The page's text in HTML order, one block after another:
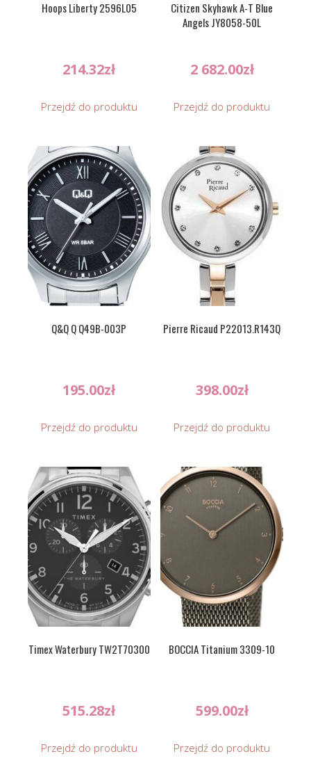
Hoops Liberty 2596L05
214.32zł
Przejdź do produktu
Citizen Skyhawk A-T Blue
Angels JY8058-50L
2 682.00zł
Przejdź do produktu
Q&Q Q Q49B-003P
195.00zł
Przejdź do produktu
Pierre Ricaud P22013.R143Q
398.00zł
Przejdź do produktu
Timex Waterbury TW2T70300
515.28zł
Przejdź do produktu
BOCCIA Titanium 3309-10
599.00zł
Przejdź do produktu